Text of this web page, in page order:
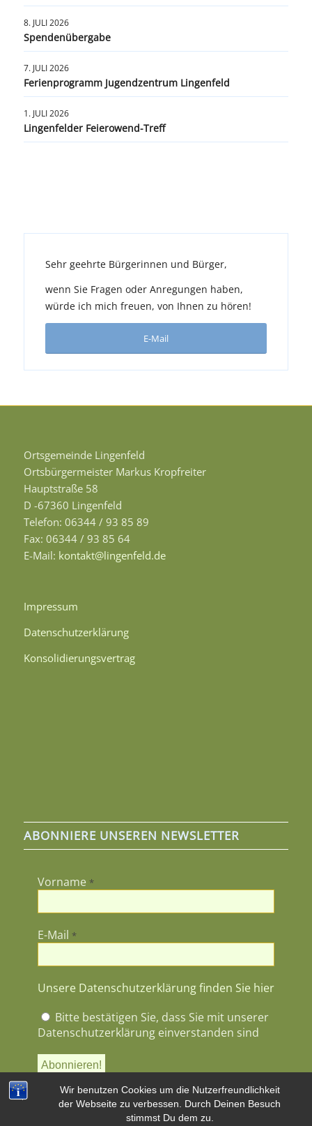
Wir benutzen Cookies um die Nutzerfreundlichkeit
der Webseite zu verbessen. Durch Deinen Besuch
stimmst Du dem zu.
8. JULI 2026
Spendenübergabe
7. JULI 2026
Ferienprogramm Jugendzentrum Lingenfeld
1. JULI 2026
Lingenfelder Feierowend-Treff
Sehr geehrte Bürgerinnen und Bürger,
wenn Sie Fragen oder Anregungen haben,
würde ich mich freuen, von Ihnen zu hören!
E-Mail
Ortsgemeinde Lingenfeld
Ortsbürgermeister Markus Kropfreiter
Hauptstraße 58
D -67360 Lingenfeld
Telefon: 06344 / 93 85 89
Fax: 06344 / 93 85 64
E-Mail: kontakt@lingenfeld.de
Impressum
Datenschutzerklärung
Konsolidierungsvertrag
ABONNIERE UNSEREN NEWSLETTER
Vorname *
E-Mail *
Unsere Datenschutzerklärung finden Sie hier
Bitte bestätigen Sie, dass Sie mit unserer
Datenschutzerklärung einverstanden sind